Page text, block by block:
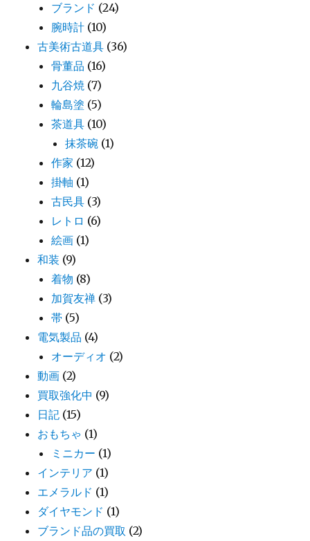
ブランド (24)
腕時計 (10)
古美術古道具 (36)
骨董品 (16)
九谷焼 (7)
輪島塗 (5)
茶道具 (10)
抹茶碗 (1)
作家 (12)
掛軸 (1)
古民具 (3)
レトロ (6)
絵画 (1)
和装 (9)
着物 (8)
加賀友禅 (3)
帯 (5)
電気製品 (4)
オーディオ (2)
動画 (2)
買取強化中 (9)
日記 (15)
おもちゃ (1)
ミニカー (1)
インテリア (1)
エメラルド (1)
ダイヤモンド (1)
ブランド品の買取 (2)